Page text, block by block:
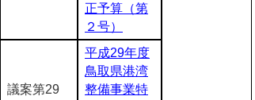
正予算（第
２号）
議案第29
平成29年度
鳥取県港湾
整備事業特